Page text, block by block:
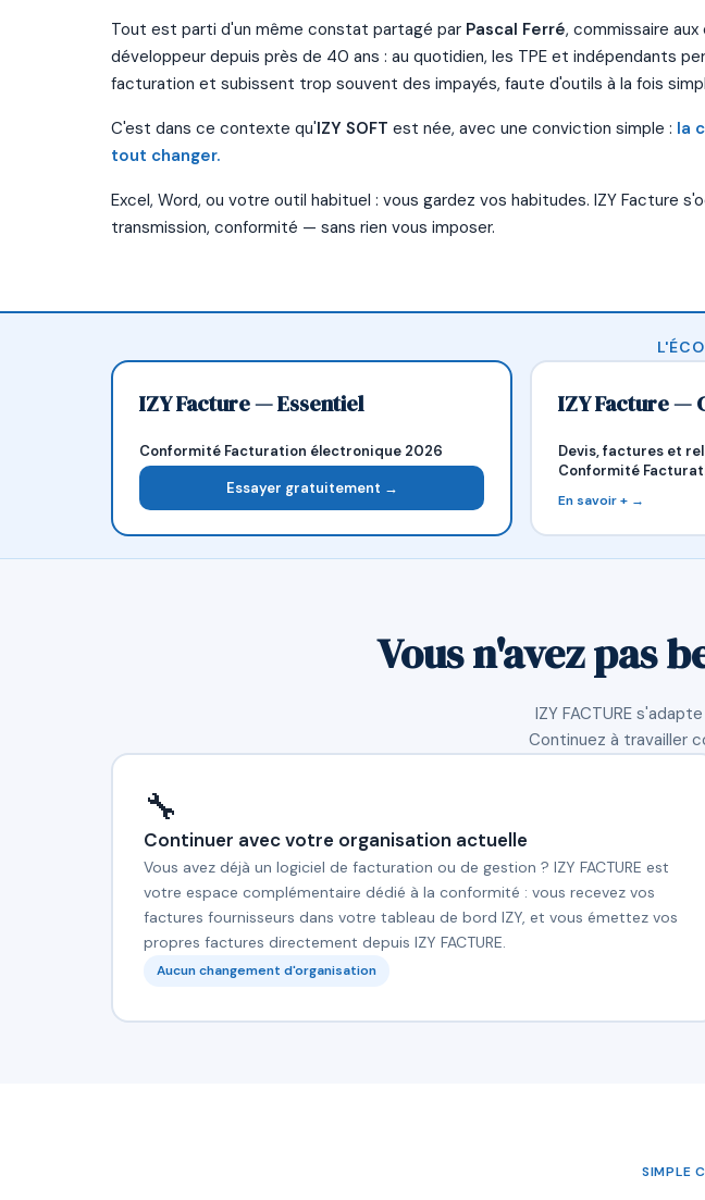
Tout est parti d'un même constat partagé par Pascal Ferré, commissaire
développeur depuis près de 40 ans : au quotidien, les TPE et indépendants
facturation et subissent trop souvent des impayés, faute d'outils à la fois
C'est dans ce contexte qu'IZY SOFT est née, avec une conviction simple : la
tout changer.
Excel, Word, ou votre outil habituel : vous gardez vos habitudes. IZY Facture
transmission, conformité — sans rien vous imposer.
IZY Facture — Essentiel
Conformité Facturation électronique 2026
Essayer gratuitement →
IZY Facture —
Devis, factures et
Conformité
En savoir + →
Vous n'avez pas
IZY FACTURE
Continuez à travailler
🔧
Continuer avec votre organisation actuelle
Vous avez déjà un logiciel de facturation ou de gestion ? IZY FACTURE est
votre espace complémentaire dédié à la conformité : vous recevez vos
factures fournisseurs dans votre tableau de bord IZY, et vous émettez vos
propres factures directement depuis IZY FACTURE.
Aucun changement d'organisation
SIMPLE